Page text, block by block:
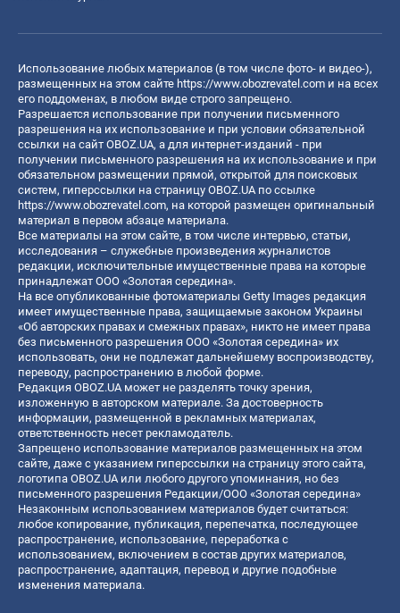
Использование любых материалов (в том числе фото- и видео-),
размещенных на этом сайте https://www.obozrevatel.com и на всех
его поддоменах, в любом виде строго запрещено.
Разрешается использование при получении письменного
разрешения на их использование и при условии обязательной
ссылки на сайт OBOZ.UA, а для интернет-изданий - при
получении письменного разрешения на их использование и при
обязательном размещении прямой, открытой для поисковых
систем, гиперссылки на страницу OBOZ.UA по ссылке
https://www.obozrevatel.com, на которой размещен оригинальный
материал в первом абзаце материала.
Все материалы на этом сайте, в том числе интервью, статьи,
исследования – служебные произведения журналистов
редакции, исключительные имущественные права на которые
принадлежат ООО «Золотая середина».
На все опубликованные фотоматериалы Getty Images редакция
имеет имущественные права, защищаемые законом Украины
«Об авторских правах и смежных правах», никто не имеет права
без письменного разрешения ООО «Золотая середина» их
использовать, они не подлежат дальнейшему воспроизводству,
переводу, распространению в любой форме.
Редакция OBOZ.UA может не разделять точку зрения,
изложенную в авторском материале. За достоверность
информации, размещенной в рекламных материалах,
ответственность несет рекламодатель.
Запрещено использование материалов размещенных на этом
сайте, даже с указанием гиперссылки на страницу этого сайта,
логотипа OBOZ.UA или любого другого упоминания, но без
письменного разрешения Редакции/ООО «Золотая середина»
Незаконным использованием материалов будет считаться:
любое копирование, публикация, перепечатка, последующее
распространение, использование, переработка с
использованием, включением в состав других материалов,
распространение, адаптация, перевод и другие подобные
изменения материала.